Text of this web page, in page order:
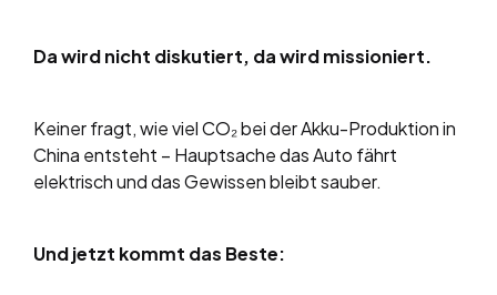
Da wird nicht diskutiert, da wird missioniert.
Keiner fragt, wie viel CO₂ bei der Akku-Produktion in
China entsteht – Hauptsache das Auto fährt
elektrisch und das Gewissen bleibt sauber.
Und jetzt kommt das Beste: